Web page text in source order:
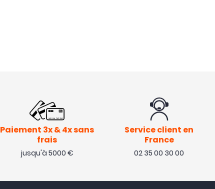
Paiement 3x & 4x sans
frais
jusqu'à 5000 €
Service client en
France
02 35 00 30 00